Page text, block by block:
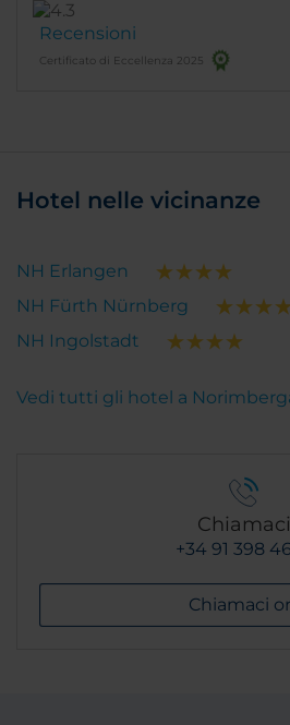
Recensioni
Certificato di Eccellenza 2025
Hotel nelle vicinanze
NH Erlangen
NH Fürth Nürnberg
NH Ingolstadt
Vedi tutti gli hotel a
Chiamaci
+34 91 398
Chiamaci